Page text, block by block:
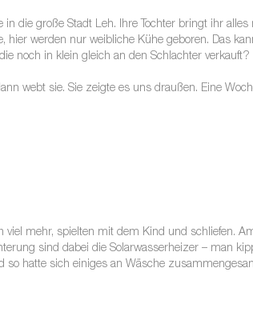
die große Stadt Leh. Ihre Tochter bringt ihr
hier werden nur weibliche Kühe geboren. Das
noch in klein gleich an den Schlachter verkauft?
webt sie. Sie zeigte es uns draußen. Eine
mehr, spielten mit dem Kind und schliefen.
sind dabei die Solarwasserheizer – man
so hatte sich einiges an Wäsche